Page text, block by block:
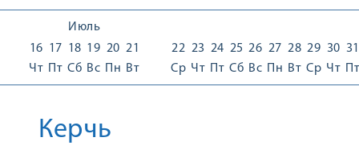
Июль
16
Чт
17
Пт
18
Сб
19
Вс
20
Пн
21
Вт
22
Ср
23
Чт
24
Пт
25
Сб
26
Вс
27
Пн
28
Вт
29
Ср
30
Чт
31
Пт
Керчь